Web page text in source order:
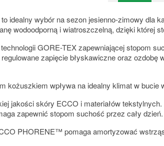
idealny wybór na sezon jesienno-zimowy dla
wodoodporną i wiatroszczelną, dzięki której
GORE-TEX zapewniającej stopom
zapięcie błyskawiczne oraz
kożuszkiem wpływa na idealny klimat w bucie
jakości skóry ECCO i materiałów
zapewnić stopom suchość przez cały
PHORENE™ pomaga amortyzować